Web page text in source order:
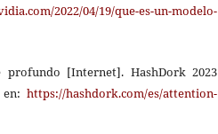
2022/04/19/que-es-un-modelo-
profundo [Internet]. HashDork 2023
https://hashdork.com/es/attention-